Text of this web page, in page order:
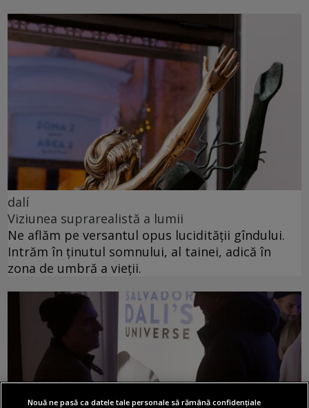
dalí
Viziunea suprarealistă a lumii
Ne aflăm pe versantul opus lucidității gîndului.
Intrăm în ținutul somnului, al tainei, adică în
zona de umbră a vieții.
Nouă ne pasă ca datele tale personale să rămână confidențiale